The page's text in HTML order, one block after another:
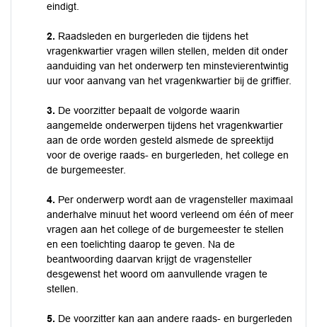
eindigt.
2. Raadsleden en burgerleden die tijdens het
vragenkwartier vragen willen stellen, melden dit onder
aanduiding van het onderwerp ten minstevierentwintig
uur voor aanvang van het vragenkwartier bij de griffier.
3. De voorzitter bepaalt de volgorde waarin
aangemelde onderwerpen tijdens het vragenkwartier
aan de orde worden gesteld alsmede de spreektijd
voor de overige raads- en burgerleden, het college en
de burgemeester.
4. Per onderwerp wordt aan de vragensteller maximaal
anderhalve minuut het woord verleend om één of meer
vragen aan het college of de burgemeester te stellen
en een toelichting daarop te geven. Na de
beantwoording daarvan krijgt de vragensteller
desgewenst het woord om aanvullende vragen te
stellen.
5. De voorzitter kan aan andere raads- en burgerleden